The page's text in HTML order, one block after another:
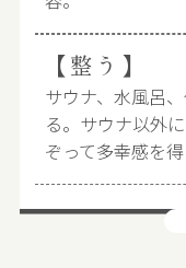
【整う】
サウナ、水風呂
る。サウナ以外
ぞって多幸感を